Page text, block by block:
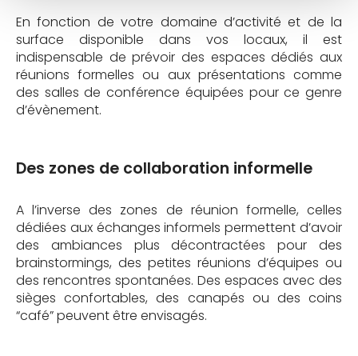
En fonction de votre domaine d’activité et de la
surface disponible dans vos locaux, il est
indispensable de prévoir des espaces dédiés aux
réunions formelles ou aux présentations comme
des salles de conférence équipées pour ce genre
d’évènement.
Des zones de collaboration informelle
A l’inverse des zones de réunion formelle, celles
dédiées aux échanges informels permettent d’avoir
des ambiances plus décontractées pour des
brainstormings, des petites réunions d’équipes ou
des rencontres spontanées. Des espaces avec des
sièges confortables, des canapés ou des coins
“café” peuvent être envisagés.